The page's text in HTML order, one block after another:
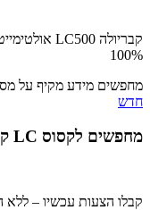
קבריולה LC500 אולטימייט אדישן
100%
מחפשים מידע מקיף על
חדש
מחפשים לקסוס LC קבריולה
קבלו הצעות עכשיו – ללא